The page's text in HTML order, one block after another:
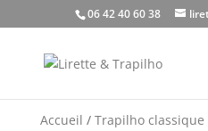
06 42 40 60 38
Accueil / Trapilho classique